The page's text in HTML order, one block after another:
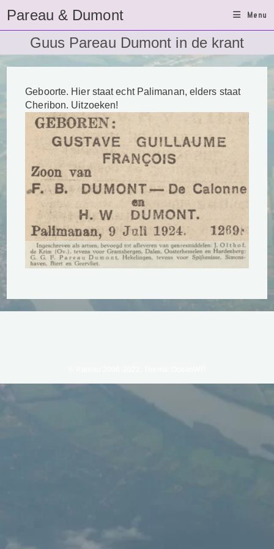
naar
inhoud
Pareau & Dumont Menu
Guus Pareau Dumont in de krant
Geboorte. Hier staat echt Palimanan, elders staat
Cheribon. Uitzoeken!